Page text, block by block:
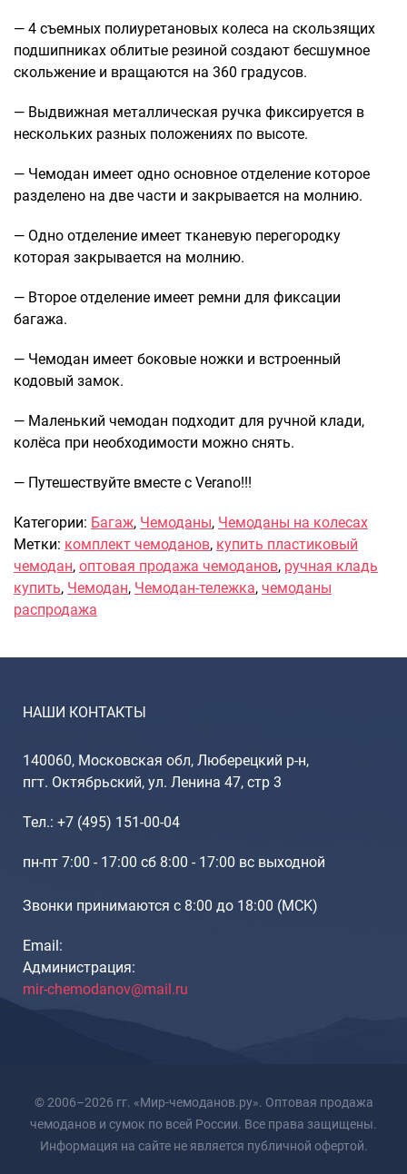
Рюкзаки туристические
Рюкзаки для охоты-рыбалки
Рюкзаки на колесах
ШОППЕРЫ
Кейсы и планшеты
Планшеты
Чехлы для чемоданов
Пеналы для школы
— 4 съемных полиуретановых колеса на скользящих
подшипниках облитые резиной создают бесшумное
скольжение и вращаются на 360 градусов.
— Выдвижная металлическая ручка фиксируется в
нескольких разных положениях по высоте.
— Чемодан имеет одно основное отделение которое
разделено на две части и закрывается на молнию.
— Одно отделение имеет тканевую перегородку
которая закрывается на молнию.
— Второе отделение имеет ремни для фиксации
багажа.
— Чемодан имеет боковые ножки и встроенный
кодовый замок.
— Маленький чемодан подходит для ручной клади,
колёса при необходимости можно снять.
— Путешествуйте вместе с Verano!!!
Категории: Багаж, Чемоданы, Чемоданы на колесах
Метки: комплект чемоданов, купить пластиковый
чемодан, оптовая продажа чемоданов, ручная кладь
купить, Чемодан, Чемодан-тележка, чемоданы
распродажа
НАШИ КОНТАКТЫ
140060, Московская обл, Люберецкий р-н,
пгт. Октябрьский, ул. Ленина 47, стр 3
Тел.: +7 (495) 151-00-04
пн-пт 7:00 - 17:00 сб 8:00 - 17:00 вс выходной
Звонки принимаются с 8:00 до 18:00 (МCK)
Email:
Администрация:
mir-chemodanov@mail.ru
© 2006–2026 гг. «Мир-чемоданов.ру». Оптовая продажа
чемоданов и сумок по всей России. Все права защищены.
Информация на сайте не является публичной офертой.